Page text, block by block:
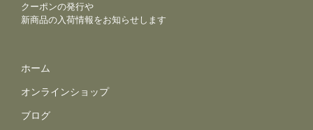
クーポンの発行や
新商品の入荷情報をお知らせします
サイトナビゲーション
ホーム
オンラインショップ
ブログ